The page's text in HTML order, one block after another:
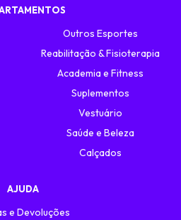
Outros Esportes
Reabilitação & Fisioterapia
Academia e Fitness
Suplementos
Vestuário
Saúde e Beleza
Calçados
AJUDA
e Devoluções